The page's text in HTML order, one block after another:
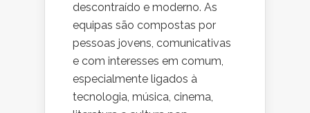
descontraído e moderno. As
equipas são compostas por
pessoas jovens, comunicativas
e com interesses em comum,
especialmente ligados à
tecnologia, música, cinema,